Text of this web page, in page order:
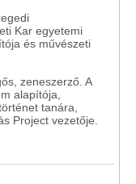
Kar egyetemi
és művészeti
zeneszerző. A
alapítója,
tanára,
Project vezetője.